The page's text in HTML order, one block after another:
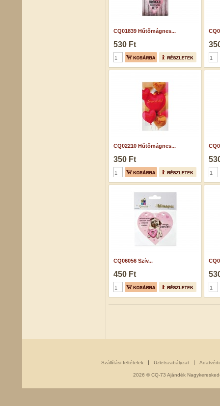
CQ01839 Hűtőmágnes...
530 Ft
CQ02210 Hűtőmágnes...
350 Ft
CQ06056 Szív...
450 Ft
Szállítási feltételek Üzletszabályzat
2026 © CQ-73 Ajándék